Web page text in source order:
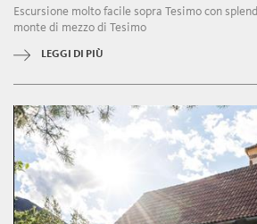
Escursione molto facile sopra Tesimo con
monte di mezzo di Tesimo
LEGGI DI PIÙ